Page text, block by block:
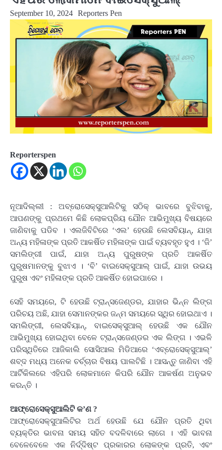
September 10, 2024 Reporters Pen
Reporterspen
ନୂଆଦିଲ୍ଲୀ : ଅବ୍ରୋସେକ୍ସୁଆଲିଟିକୁ ସଠିକ୍ ଭାବରେ ବୁଝିବାକୁ,
ଆପଣଙ୍କୁ ପ୍ରଥମେ କିଛି ଲୋକପ୍ରିୟ ଯୌନ ଆଭିମୁଖ୍ୟ ବିଷୟରେ
ଜାଣିବାକୁ ପଡିବ । ଏଲଜିବିଟିରେ ‘ଏଲ’ ହେଉଛି ଲେସବିୟାନ୍‌, ଯାହା
ଅନ୍ୟ ମହିଳାଙ୍କ ପ୍ରତି ଆକର୍ଷିତ ମହିଳାଙ୍କ ପାଇଁ ବ୍ୟବହୃତ ହୁଏ । ‘ଜି’
ସମଲିଙ୍ଗୀ ପାଇଁ, ଯାହା ଅନ୍ୟ ପୁରୁଷଙ୍କ ପ୍ରତି ଆକର୍ଷିତ
ପୁରୁଷମାନଙ୍କୁ ବୁଝାଏ । ‘ବି’ ବାଇସେକ୍ସୁଆଲ୍ ପାଇଁ, ଯାହା ଉଭୟ
ପୁରୁଷ ଏବଂ ମହିଳାଙ୍କ ପ୍ରତି ଆକର୍ଷିତ ହୋଇପାରେ ।
ସେହି ସମୟରେ, ଟି ହେଉଛି ଟ୍ରାନ୍ସଜେଣ୍ଡର, ଯାହାର ଭିନ୍ନ ଲିଙ୍ଗ
ପରିଚୟ ଅଛି, ଯାହା ସେମାନଙ୍କର ଜନ୍ମ ସମୟରେ ସ୍ଥିର ହୋଇଥାଏ ।
ସମଲିଙ୍ଗୀ, ଲେସବିୟାନ୍‌, ବାଇସେକ୍ସୁଆଲ୍ ହେଉଛି ଏକ ଯୌନ
ଆଭିମୁଖ୍ୟ ହୋଇଥିବା ବେଳେ ଟ୍ରାନ୍ସଜେଣ୍ଡର ଏକ ଲିଙ୍ଗ । ଏଭଳି
ପରିସ୍ଥିତିରେ ଆଜିକାଲି ସୋସିଆଲ ମିଡିଆରେ ‘ଏବ୍ରୋସେକ୍ସୁଆଲ୍’
ଶବ୍ଦ ମଧ୍ୟ ଅନେକ ଚର୍ଚ୍ଚାର ବିଷୟ ପାଲଟିଛି । ଆସନ୍ତୁ ଜାଣିବା ଏହି
ଆର୍ଟିକିଲରେ ଏହିପରି ଲୋକମାନେ କିପରି ଯୌନ ଆକର୍ଷଣ ଅନୁଭବ
କରନ୍ତି ।
ଆଫ୍ରୋସେକ୍ସୁଆଲିଟି କ’ଣ ?
ଆଫ୍ରୋସେକ୍ସୁଆଲିଟିର ଅର୍ଥ ହେଉଛି ଯେ ଯୌନ ପ୍ରତି ଥିବା
ବ୍ୟକ୍ତିର ଭାବନା ସମୟ ସହିତ ବଦଳିବାରେ ଲାଗେ । ଏହି ଭାବନା
ବେଳେବେଳେ ଏକ ନିର୍ଦ୍ଦିଷ୍ଟ ପ୍ରକାରର ଲୋକଙ୍କ ପ୍ରତି, ଏବଂ